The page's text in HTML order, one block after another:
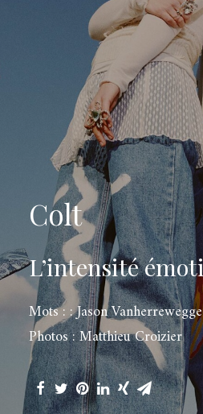
Colt
L’intensité
Mots : : Jason Vanherrewegge
Photos : Matthieu Croizier